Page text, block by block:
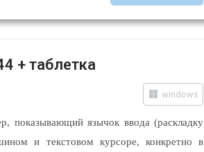
+ таблетка
windows
показывающий язычок ввода (раскладку
и текстовом курсоре, конкретно в